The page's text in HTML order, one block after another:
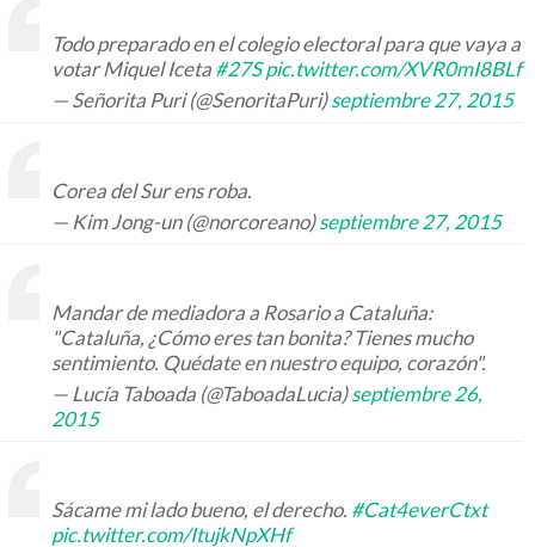
Todo preparado en el colegio electoral para que vaya a
votar Miquel Iceta #27S pic.twitter.com/XVR0mI8BLf
— Señorita Puri (@SenoritaPuri)septiembre 27, 2015
Corea del Sur ens roba.
— Kim Jong-un (@norcoreano)septiembre 27, 2015
Mandar de mediadora a Rosario a Cataluña:
"Cataluña, ¿Cómo eres tan bonita? Tienes mucho
sentimiento. Quédate en nuestro equipo, corazón".
— Lucía Taboada (@TaboadaLucia)septiembre 26,
2015
Sácame mi lado bueno, el derecho. #Cat4everCtxt
pic.twitter.com/ItujkNpXHf